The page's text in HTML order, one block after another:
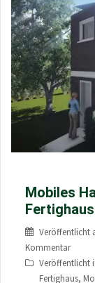
Mobiles
Veröffentlicht
Kommentar
Veröffentlicht
Fertighaus,